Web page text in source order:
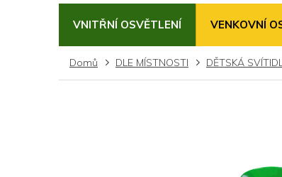
VNITŘNÍ OSVĚTLENÍ VENKOVNÍ
Domů DLE MÍSTNOSTI DĚTSKÁ